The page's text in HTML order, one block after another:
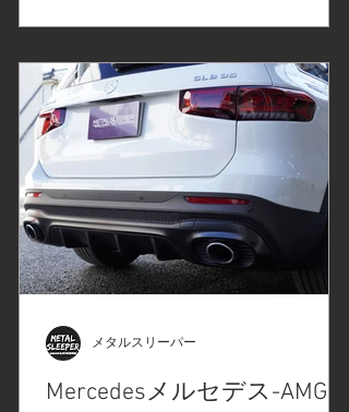
ら↓ プロテクションフィルムの比較、
スペルのプロテクションフィルム
PPF「ULTIMATE PLUS」アルティメ
ットプラスは、傷や環境汚染物質から
保護されている安心感が得られ、飛び
石/砂利/油/虫の酸/鳥の糞/花粉/黄砂/雨
シミから塗装面を保護するように設計
されています。フロントバンパー、Aピ
ラー、ヘッドライト、ボンネット、フ
ェンダー、ロッカーパネル、リヤバン
ラス用プロテクションフィルムは硬く
主流でしたが、「Windshield
Mercedesメルセデス-AMG
メタルスリーパー